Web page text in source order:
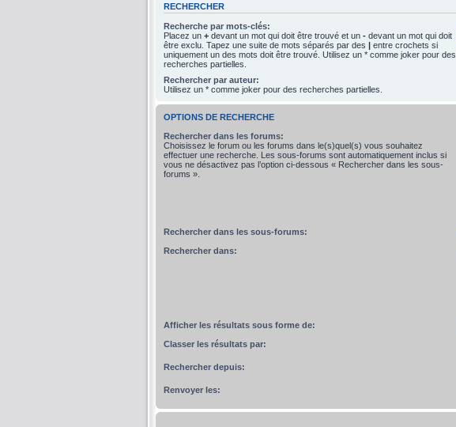
RECHERCHER
Recherche par mots-clés:
Placez un + devant un mot qui doit être trouvé et un - devant un mot qui doit
être exclu. Tapez une suite de mots séparés par des | entre crochets si
uniquement un des mots doit être trouvé. Utilisez un * comme joker pour des
recherches partielles.
Rechercher par auteur:
Utilisez un * comme joker pour des recherches partielles.
OPTIONS DE RECHERCHE
Rechercher dans les forums:
Choisissez le forum ou les forums dans le(s)quel(s) vous souhaitez
effectuer une recherche. Les sous-forums sont automatiquement inclus si
vous ne désactivez pas l’option ci-dessous « Rechercher dans les sous-
forums ».
Rechercher dans les sous-forums:
Rechercher dans:
Afficher les résultats sous forme de:
Classer les résultats par:
Rechercher depuis:
Renvoyer les: